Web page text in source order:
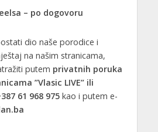
– po dogovoru
dio naše porodice i
na našim stranicama,
putem privatnih poruka
”Vlasic LIVE” ili
61 968 975 kao i putem e-